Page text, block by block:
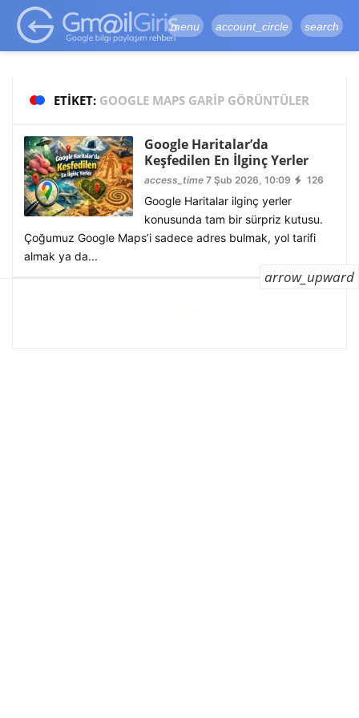
google-site-
verification=vqSI0upH550kabR5X8xpjMYieaXmuBueYgCJBW3uetM
menu account_circle search
ETIKET: GOOGLE MAPS GARIP GÖRÜNTÜLER
Google Haritalar’da
Keşfedilen En İlginç Yerler
access_time7 Şub 2026, 10:09 126
Google Haritalar ilginç yerler
konusunda tam bir sürpriz kutusu.
Çoğumuz Google Maps’i sadece adres bulmak, yol tarifi
almak ya da...
arrow_upward